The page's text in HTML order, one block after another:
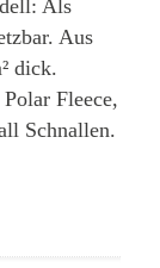
Als
Aus
dick.
Fleece,
Schnallen.